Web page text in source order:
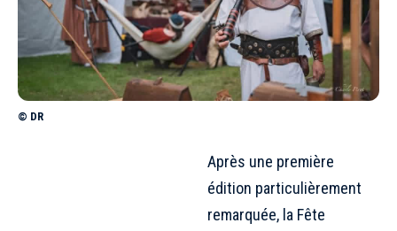
© DR
Après une première
édition particulièrement
remarquée, la Fête